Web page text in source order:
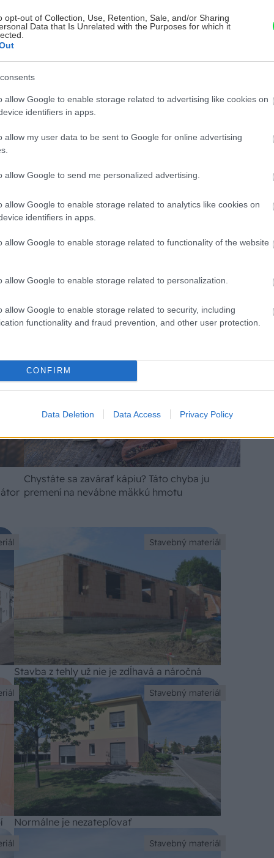
opt-out of Collection, Use, Retention, Sale, and/or Sharing
Data that Is Unrelated with the Purposes for which it
allow Google to enable storage related to advertising like cookies on
identifiers in apps.
allow my user data to be sent to Google for online advertising
allow Google to send me personalized advertising.
allow Google to enable storage related to analytics like cookies on
identifiers in apps.
allow Google to enable storage related to functionality of the website
allow Google to enable storage related to personalization.
allow Google to enable storage related to security, including
functionality and fraud prevention, and other user protection.
CONFIRM
Data Deletion Data Access Privacy Policy
Návod, ako v nových dotačných výzvach
Chystáte sa zavárať kápiu? Táto chyba ju
premení na nevábne mäkkú hmotu
Stavebný materiál
Stavba z tehly už nie je zdĺhavá a náročná
Stavebný materiál
Normálne je nezatepľovať
Stavebný materiál